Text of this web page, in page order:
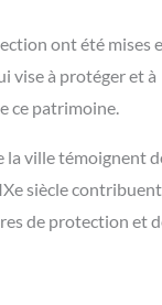
ont été mises
vise à protéger et à
ce patrimoine.
la ville témoignent
siècle
de protection et